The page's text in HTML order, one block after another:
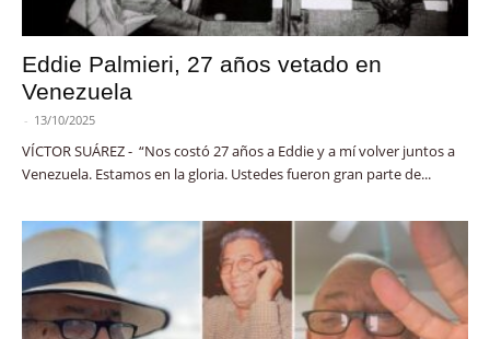
Eddie Palmieri, 27 años vetado en
Venezuela
- 13/10/2025
VÍCTOR SUÁREZ - “Nos costó 27 años a Eddie y a mí volver juntos a
Venezuela. Estamos en la gloria. Ustedes fueron gran parte de...